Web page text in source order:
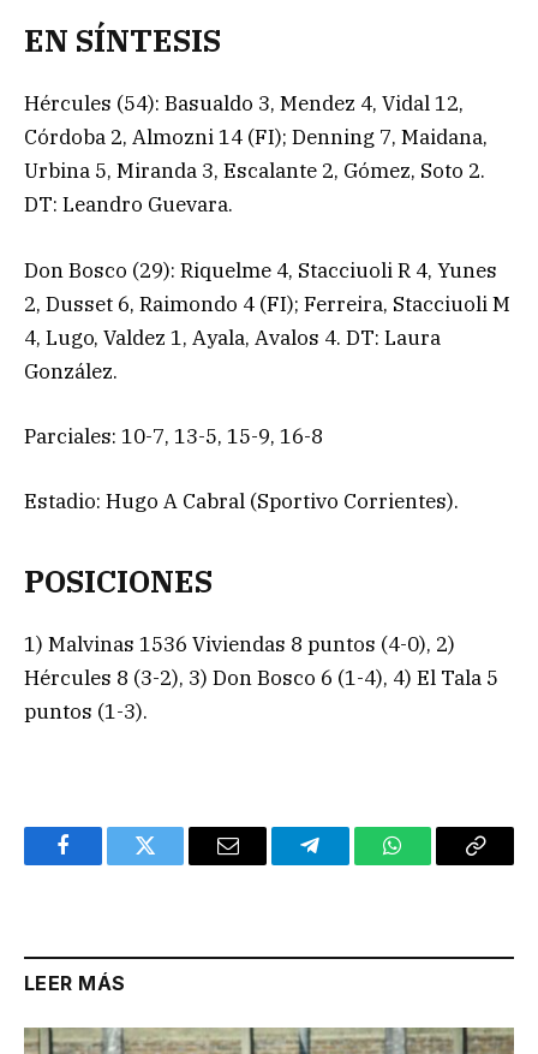
EN SÍNTESIS
Hércules (54): Basualdo 3, Mendez 4, Vidal 12,
Córdoba 2, Almozni 14 (FI); Denning 7, Maidana,
Urbina 5, Miranda 3, Escalante 2, Gómez, Soto 2.
DT: Leandro Guevara.
Don Bosco (29): Riquelme 4, Stacciuoli R 4, Yunes
2, Dusset 6, Raimondo 4 (FI); Ferreira, Stacciuoli M
4, Lugo, Valdez 1, Ayala, Avalos 4. DT: Laura
González.
Parciales: 10-7, 13-5, 15-9, 16-8
Estadio: Hugo A Cabral (Sportivo Corrientes).
POSICIONES
1) Malvinas 1536 Viviendas 8 puntos (4-0), 2)
Hércules 8 (3-2), 3) Don Bosco 6 (1-4), 4) El Tala 5
puntos (1-3).
FacebookTwitter Email TelegramWhatsAppCopy
LEER MÁS